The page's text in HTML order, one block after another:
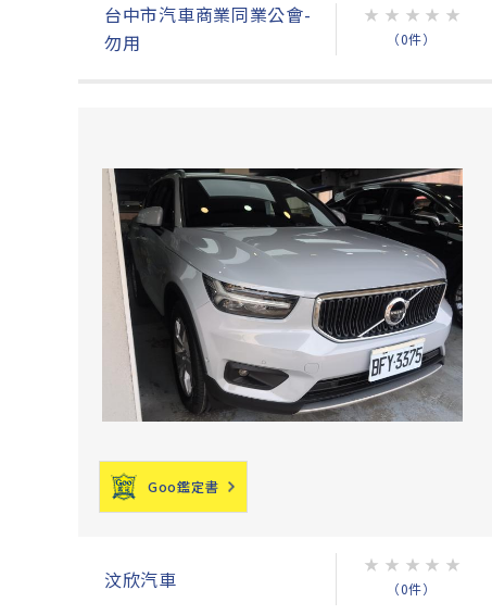
台中市汽車商業同業公會-
勿用
★ ★ ★ ★ ★
（0件）
Goo鑑定書
汶欣汽車
★ ★ ★ ★ ★
（0件）